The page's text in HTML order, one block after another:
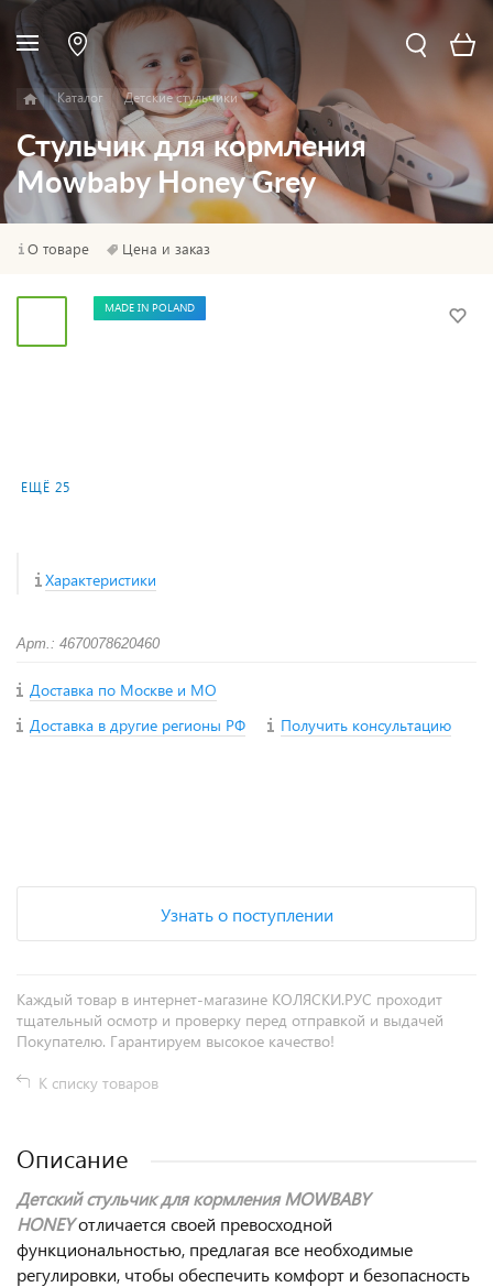
Каталог Детские стульчики
Стульчик для кормления
Mowbaby Honey Grey
О товаре Цена и заказ
ЕЩЁ 25
MADE IN POLAND
Характеристики
Арт.: 4670078620460
Доставка по Москве и МО
Доставка в другие регионы РФ
Получить консультацию
Узнать о поступлении
Каждый товар в интернет-магазине КОЛЯСКИ.РУС проходит
тщательный осмотр и проверку перед отправкой и выдачей
Покупателю. Гарантируем высокое качество!
К списку товаров
Описание
Детский стульчик для кормления MOWBABY
HONEYотличается своей превосходной
функциональностью, предлагая все необходимые
регулировки, чтобы обеспечить комфорт и безопасность